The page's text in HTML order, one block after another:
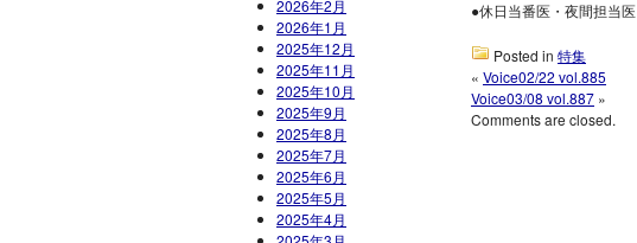
2026年2月
2026年1月
2025年12月
2025年11月
2025年10月
2025年9月
2025年8月
2025年7月
2025年6月
2025年5月
2025年4月
●休日当番医・夜間担当医
Posted in 特集
« Voice02/22 vol.885
Voice03/08 vol.887 »
Comments are closed.